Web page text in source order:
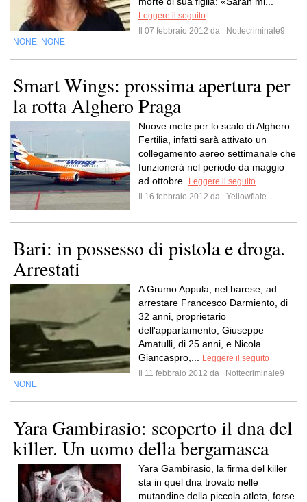
Leggere il seguito
Il 07 febbraio 2012 da
Nottecriminale9
NONE NONE
Smart Wings: prossima apertura per
la rotta Alghero Praga
Nuove mete per lo scalo di Alghero
Fertilia, infatti sarà attivato un
collegamento aereo settimanale che
funzionerà nel periodo da maggio
ad ottobre.
Leggere il seguito
Il 16 febbraio 2012 da
Yellowflate
Bari: in possesso di pistola e droga.
Arrestati
A Grumo Appula, nel barese, ad
arrestare Francesco Darmiento, di
32 anni, proprietario
dell'appartamento, Giuseppe
Amatulli, di 25 anni, e Nicola
Giancaspro,...
Leggere il seguito
Il 11 febbraio 2012 da
Nottecriminale9
NONE
Yara Gambirasio: scoperto il dna del
killer. Un uomo della bergamasca
Yara Gambirasio, la firma del killer
sta in quel dna trovato nelle
mutandine della piccola atleta, forse